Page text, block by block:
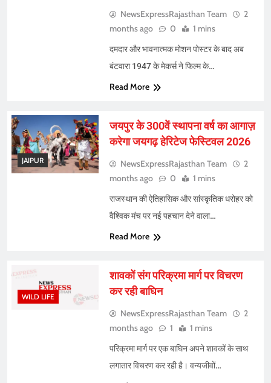
NewsExpressRajasthan Team
2
months ago
0 1 mins
दमदार और भावनात्मक मोशन पोस्टर के बाद अब
बंटवारा 1947 के मेकर्स ने फिल्म के…
Read More
JAIPUR
जयपुर के 300वें स्थापना वर्ष का आगाज़
करेगा जयगढ़ हेरिटेज फेस्टिवल 2026
NewsExpressRajasthan Team
2
months ago
0 1 mins
राजस्थान की ऐतिहासिक और सांस्कृतिक धरोहर को
वैश्विक मंच पर नई पहचान देने वाला…
Read More
WILD LIFE
शावकों संग परिक्रमा मार्ग पर विचरण
कर रही बाघिन
NewsExpressRajasthan Team
2
months ago
1 1 mins
परिक्रमा मार्ग पर एक बाघिन अपने शावकों के साथ
लगातार विचरण कर रही है। वन्यजीवों…